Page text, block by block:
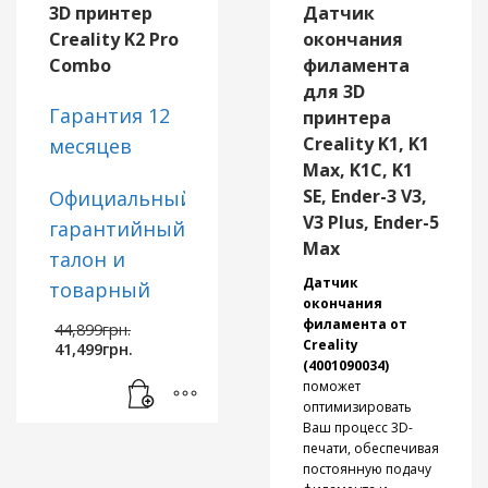
Hi с гарантией,
узнайте детали в
отделе продаж
управлять файлами.
Компактный
дисплей размером
110×66×45 мм
полностью
моделями
K2 и
K2 Pro
, легко
устанавливается без
модификаций и
станет отличным
решением для
замены или
модернизации,
делая процесс
печати ещё более
комфортным и
3D принтер
Creality K2 Pro
Combo
Гарантия 12
месяцев
Официальный
гарантийный
талон и
товарный
чек/
накладная
магазина
44,899грн. Первоначальная
44,899грн..
41,499грн.
41,499грн..
Датчик
окончания
филамента
для 3D
принтера
Creality K1, K1
Max, K1C, K1
SE, Ender-3 V3,
V3 Plus, Ender-5
Max
Датчик
окончания
филамента от
Creality
(4001090034)
поможет
оптимизировать
Ваш процесс 3D-
печати, обеспечивая
постоянную подачу